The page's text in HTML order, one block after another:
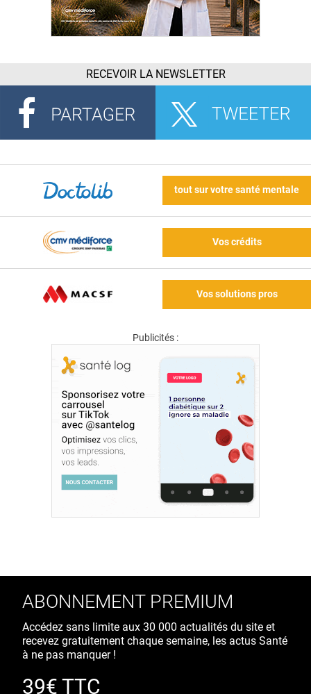
RECEVOIR LA NEWSLETTER
tout sur votre santé mentale
Vos crédits
Vos solutions pros
Publicités :
ABONNEMENT PREMIUM
Accédez sans limite aux 30 000 actualités du site et
recevez gratuitement chaque semaine, les actus Santé
à ne pas manquer !
39€ TTC